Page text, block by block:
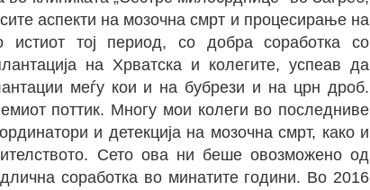
аспекти на мозочна смрт и процесирање на
тој период, со добра соработка со
на Хрватска и колегите, успеав да
меѓу кои и на бубрези и на црн дроб.
поттик. Многу мои колеги во последниве
и детекција на мозочна смрт, како и
Сето ова ни беше овозможено од
соработка во минатите години. Во 2016